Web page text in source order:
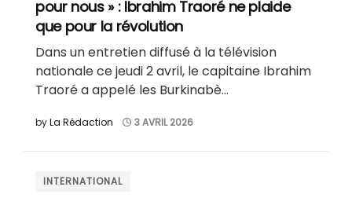
pour nous » : Ibrahim Traoré ne plaide
que pour la révolution
Dans un entretien diffusé à la télévision
nationale ce jeudi 2 avril, le capitaine Ibrahim
Traoré a appelé les Burkinabè...
byLa Rédaction 3 AVRIL 2026
INTERNATIONAL